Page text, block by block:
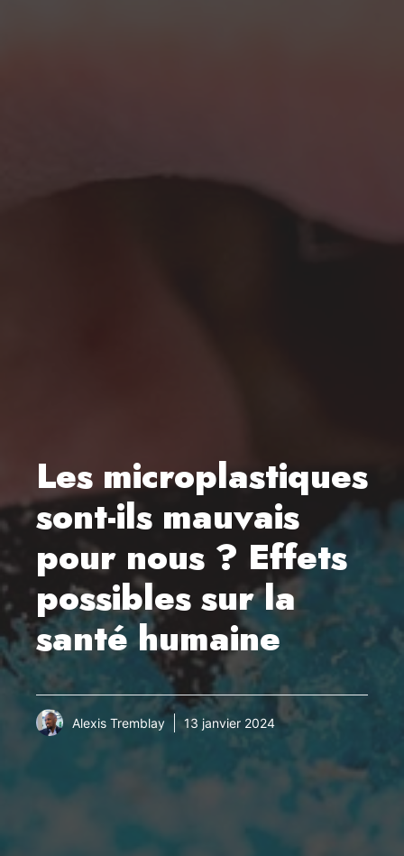
Les microplastiques
sont-ils mauvais
pour nous ? Effets
possibles sur la
santé humaine
Alexis Tremblay 13 janvier 2024